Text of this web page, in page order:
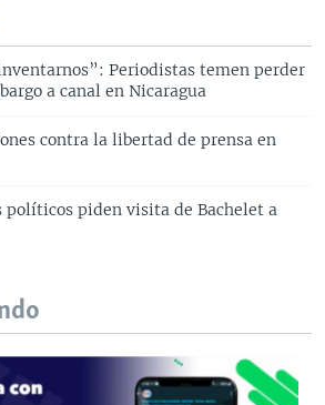
Periodistas temen perder
a canal en Nicaragua
contra la libertad de prensa en
políticos piden visita de Bachelet a